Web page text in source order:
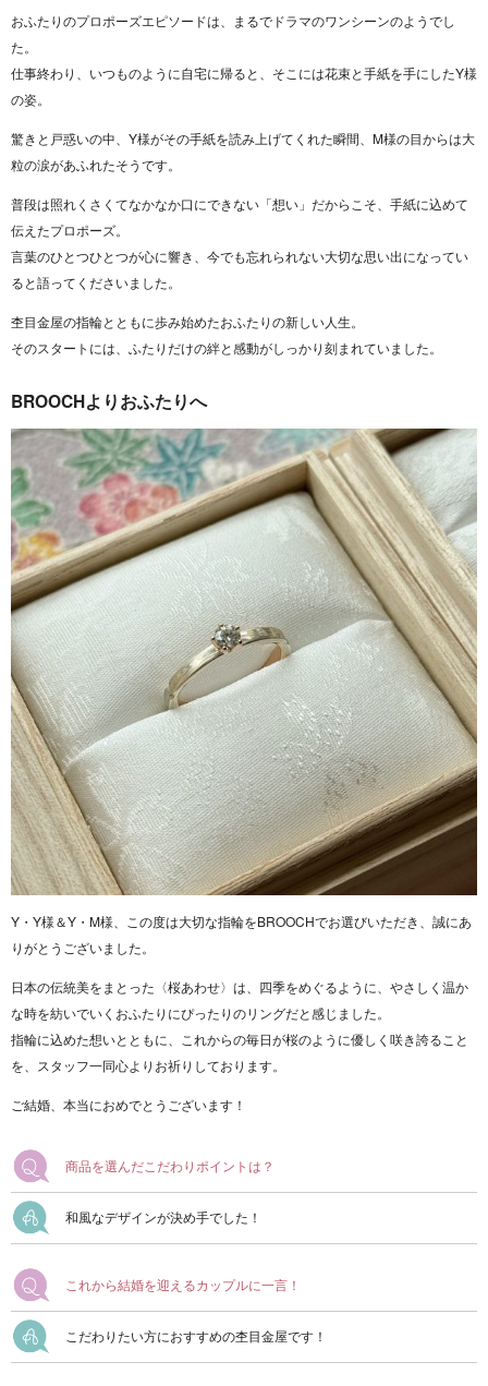
おふたりのプロポーズエピソードは、まるでドラマのワンシーンのようでし
た。
仕事終わり、いつものように自宅に帰ると、そこには花束と手紙を手にしたY様
の姿。
驚きと戸惑いの中、Y様がその手紙を読み上げてくれた瞬間、M様の目からは大
粒の涙があふれたそうです。
普段は照れくさくてなかなか口にできない「想い」だからこそ、手紙に込めて
伝えたプロポーズ。
言葉のひとつひとつが心に響き、今でも忘れられない大切な思い出になってい
ると語ってくださいました。
杢目金屋の指輪とともに歩み始めたおふたりの新しい人生。
そのスタートには、ふたりだけの絆と感動がしっかり刻まれていました。
BROOCHよりおふたりへ
Y・Y様＆Y・M様、この度は大切な指輪をBROOCHでお選びいただき、誠にあ
りがとうございました。
日本の伝統美をまとった〈桜あわせ〉は、四季をめぐるように、やさしく温か
な時を紡いでいくおふたりにぴったりのリングだと感じました。
指輪に込めた想いとともに、これからの毎日が桜のように優しく咲き誇ること
を、スタッフ一同心よりお祈りしております。
ご結婚、本当におめでとうございます！
商品を選んだこだわりポイントは？
和風なデザインが決め手でした！
これから結婚を迎えるカップルに一言！
こだわりたい方におすすめの杢目金屋です！